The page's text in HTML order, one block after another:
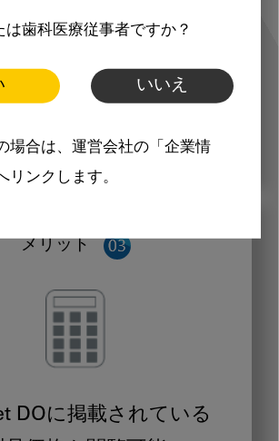
は歯科医療従事者ですか？
いいえ
場合は、運営会社の「企業情
リンクします。
歯科技工士）に合わせた内
メリット
DOに掲載されている